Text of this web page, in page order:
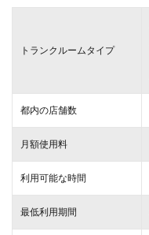
トランクルームタイプ
都内の店舗数
月額使用料
利用可能な時間
最低利用期間